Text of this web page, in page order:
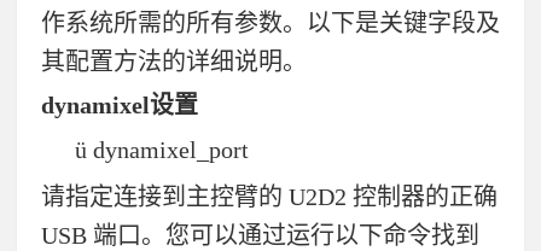
作系统所需的所有参数。以下是关键字段及
其配置方法的详细说明。
dynamixel设置
ü dynamixel_port
请指定连接到主控臂的 U2D2 控制器的正确
USB 端口。您可以通过运行以下命令找到